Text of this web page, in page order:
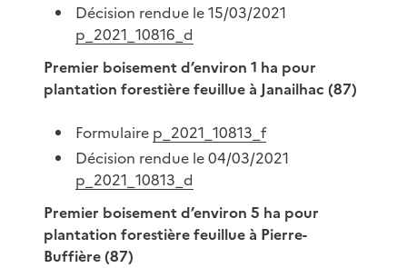
Décision rendue le 15/03/2021
p_2021_10816_d
Premier boisement d’environ 1 ha pour
plantation forestière feuillue à Janailhac (87)
Formulaire p_2021_10813_f
Décision rendue le 04/03/2021
p_2021_10813_d
Premier boisement d’environ 5 ha pour
plantation forestière feuillue à Pierre-
Buffière (87)